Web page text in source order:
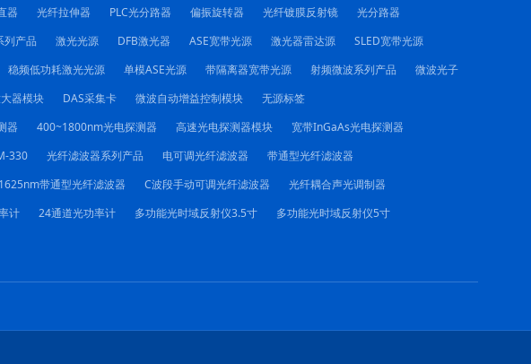
器 光纤拉伸器 PLC光分路器 偏振旋转器 光纤镀膜反射镜
光分路器
列产品 激光光源 DFB激光器 ASE宽带光源 激光器雷达源
SLED宽带光源
稳频低功耗激光光源 单模ASE光源 带隔离器宽带光源 射频微波系列产品
微波光子
器模块 DAS采集卡 微波自动增益控制模块
无源标签
器 400~1800nm光电探测器 高速光电探测器模块
宽带InGaAs光电探测器
330 光纤滤波器系列产品 电可调光纤滤波器
带通型光纤滤波器
带通型光纤滤波器 C波段手动可调光纤滤波器
光纤耦合声光调制器
计 24通道光功率计 多功能光时域反射仪3.5寸
多功能光时域反射仪5寸